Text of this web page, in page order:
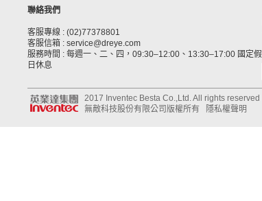
聯絡我們
客服專線 : (02)77378801
客服信箱 : service@dreye.com
服務時間 : 每週一、二、四，09:30–12:00、13:30–17:00 國定假
日休息
2017 Inventec Besta Co.,Ltd. All rights reserved
無敵科技股份有限公司版權所有
隱私權聲明